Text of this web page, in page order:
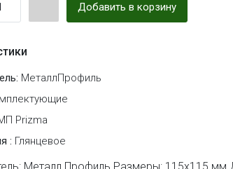
Добавить в корзину
МеталлПрофиль
Prizma
: Глянцевое